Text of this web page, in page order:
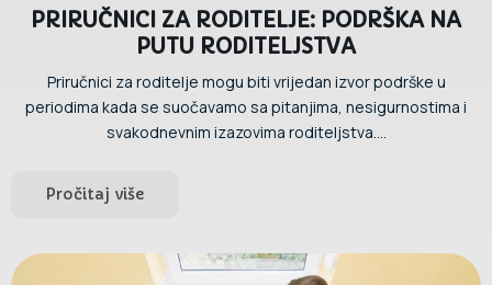
PRIRUČNICI ZA RODITELJE: PODRŠKA NA
PUTU RODITELJSTVA
Priručnici za roditelje mogu biti vrijedan izvor podrške u
periodima kada se suočavamo sa pitanjima, nesigurnostima i
svakodnevnim izazovima roditeljstva....
Pročitaj više